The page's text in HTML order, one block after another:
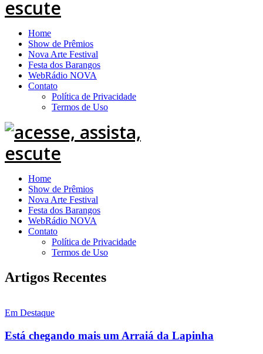
Home
Show de Prêmios
Nova Arte Festival
Festa dos Barangos
WebRádio NOVA
Contato
Política de Privacidade
Termos de Uso
Home
Show de Prêmios
Nova Arte Festival
Festa dos Barangos
WebRádio NOVA
Contato
Política de Privacidade
Termos de Uso
Artigos Recentes
Em Destaque
Está chegando mais um Arraiá da Lapinha